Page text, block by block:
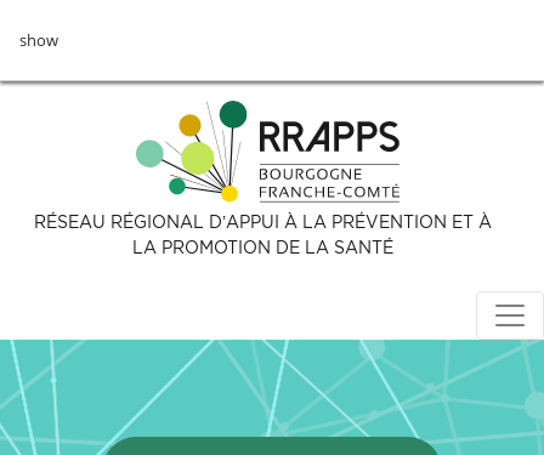
aushow
RÉSEAU RÉGIONAL D’APPUI À LA PRÉVENTION ET À
LA PROMOTION DE LA SANTÉ